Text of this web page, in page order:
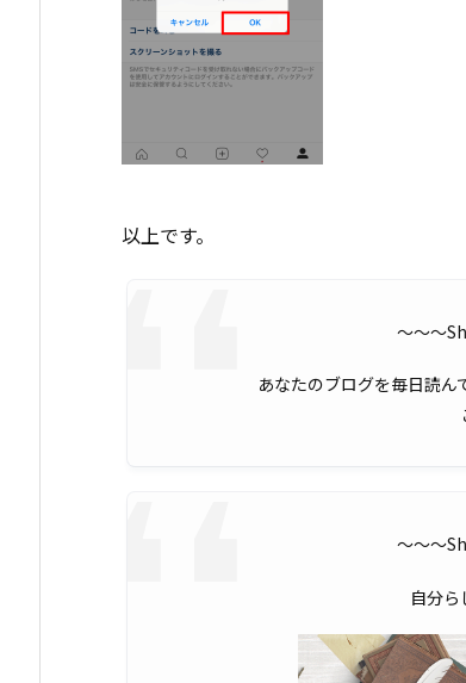
以上です。
〜〜〜
あなたのブログを毎日読ん
〜〜〜
自分